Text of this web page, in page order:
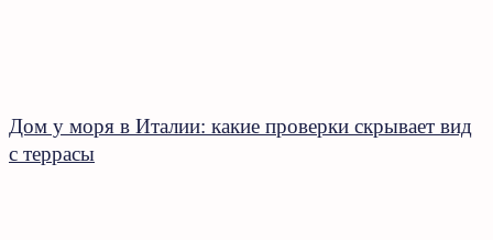
Дом у моря в Италии: какие проверки скрывает вид
с террасы